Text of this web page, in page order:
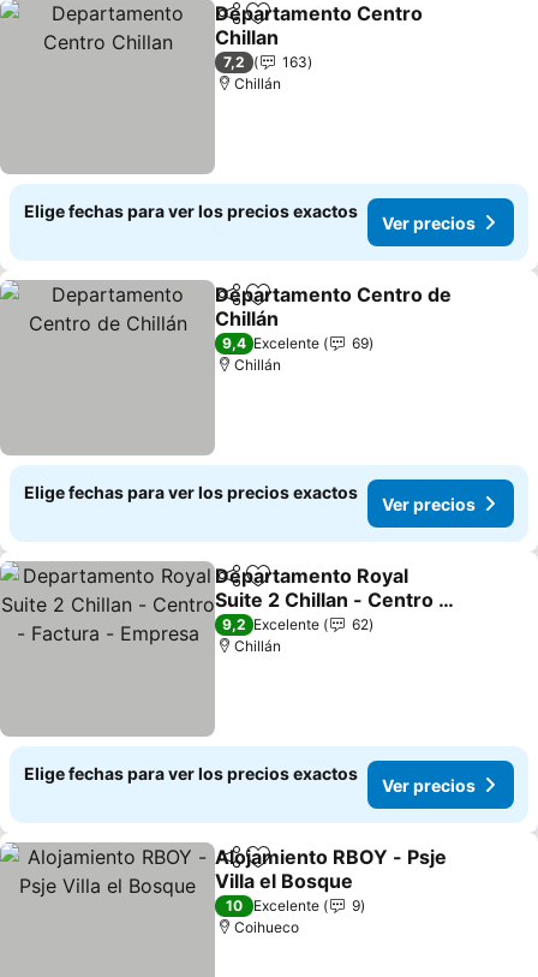
CompartirAgregar a favoritos
Departamento Centro
Chillan
7,2
163
Chillán
Elige fechas para ver los precios exactos
Ver precios
CompartirAgregar a favoritos
Departamento Centro de
Chillán
9,4 Excelente
69
Chillán
Elige fechas para ver los precios exactos
Ver precios
CompartirAgregar a favoritos
Departamento Royal
Suite 2 Chillan - Centro -
Factura - Empresa
9,2 Excelente
62
Chillán
Elige fechas para ver los precios exactos
Ver precios
CompartirAgregar a favoritos
Alojamiento RBOY - Psje
Villa el Bosque
10 Excelente
9
Coihueco